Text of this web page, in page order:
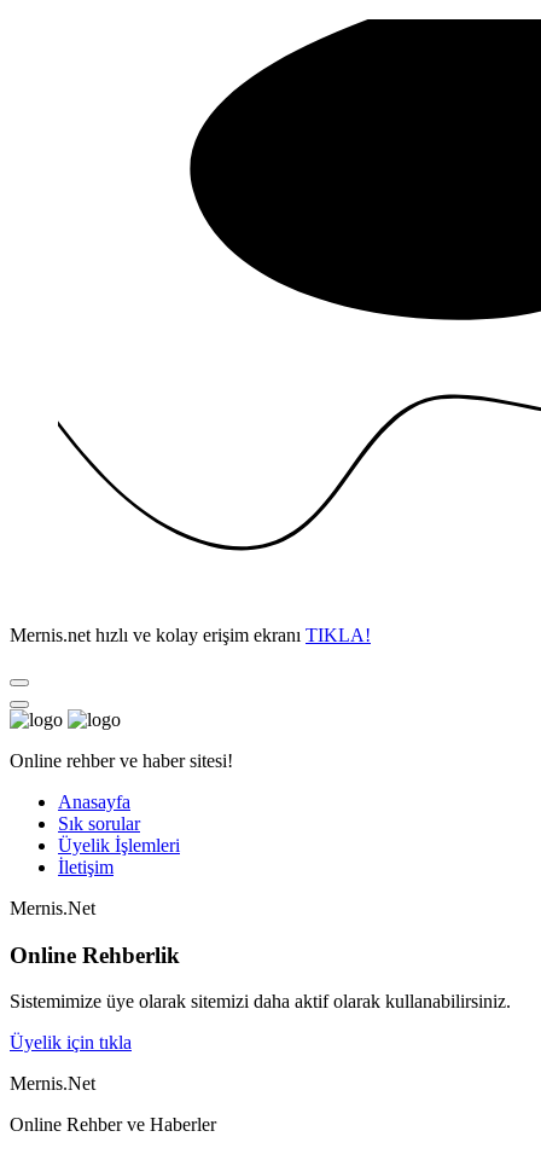
Mernis.net hızlı ve kolay erişim ekranı TIKLA!
Online rehber ve haber sitesi!
Anasayfa
Sık sorular
Üyelik İşlemleri
İletişim
Mernis.Net
Online Rehberlik
Sistemimize üye olarak sitemizi daha aktif olarak kullanabilirsiniz.
Üyelik için tıkla
Mernis.Net
Online Rehber ve Haberler